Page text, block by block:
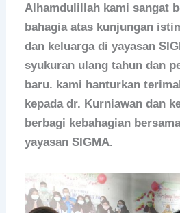
Alhamdulillah kami sangat
bahagia atas kunjungan
dan keluarga di yayasan
syukuran ulang tahun dan
baru. kami hanturkan
kepada dr. Kurniawan dan
berbagi kebahagian
yayasan SIGMA.